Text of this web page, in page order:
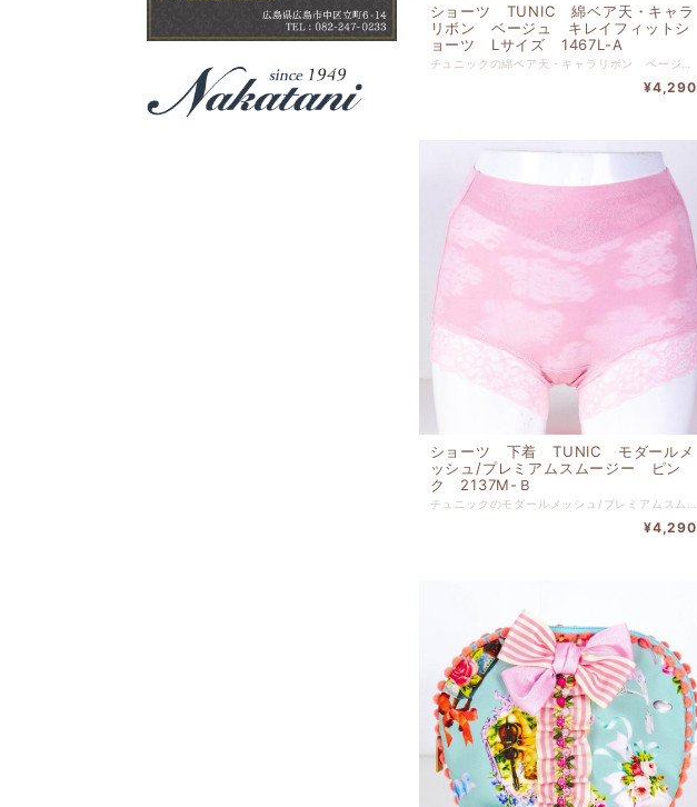
ショーツ TUNIC 綿ベア天・キャラ
リボン ベージュ キレイフィットシ
ョーツ Lサイズ 1467L-A
¥4,290
ショーツ 下着 TUNIC モダールメ
ッシュ/プレミアムスムージー ピン
ク 2137M-Ｂ
¥4,290